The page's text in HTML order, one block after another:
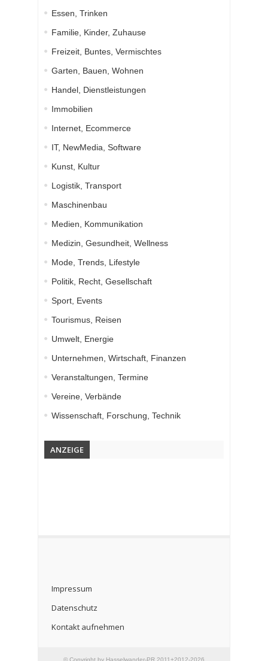
Essen, Trinken
Familie, Kinder, Zuhause
Freizeit, Buntes, Vermischtes
Garten, Bauen, Wohnen
Handel, Dienstleistungen
Immobilien
Internet, Ecommerce
IT, NewMedia, Software
Kunst, Kultur
Logistik, Transport
Maschinenbau
Medien, Kommunikation
Medizin, Gesundheit, Wellness
Mode, Trends, Lifestyle
Politik, Recht, Gesellschaft
Sport, Events
Tourismus, Reisen
Umwelt, Energie
Unternehmen, Wirtschaft, Finanzen
Veranstaltungen, Termine
Vereine, Verbände
Wissenschaft, Forschung, Technik
ANZEIGE
Impressum
Datenschutz
Kontakt aufnehmen
© Copyright by Hasselwander-PR 2011+2012-2026